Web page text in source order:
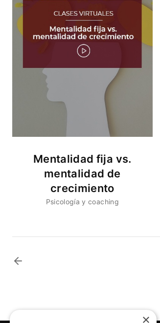
Mentalidad fija vs.
mentalidad de
crecimiento
Psicología y coaching
×